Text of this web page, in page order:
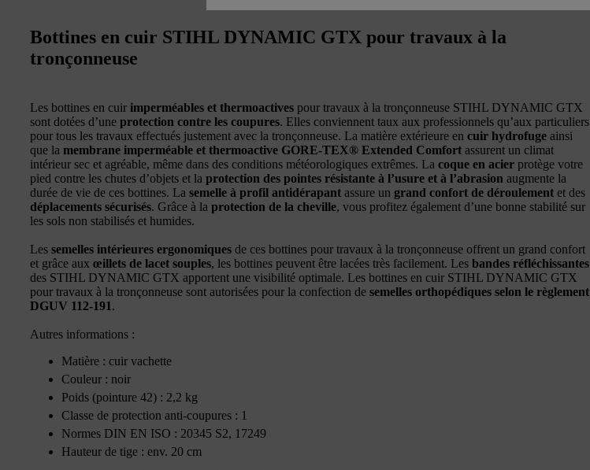
Bottines en cuir STIHL DYNAMIC GTX pour travaux à la
tronçonneuse
Les bottines en cuir imperméables et thermoactives pour travaux à la tronçonneuse STIHL DYNAMIC GTX
sont dotées d’une protection contre les coupures. Elles conviennent taux aux professionnels qu’aux particuliers
pour tous les travaux effectués justement avec la tronçonneuse. La matière extérieure en cuir hydrofuge ainsi
que la membrane imperméable et thermoactive GORE-TEX® Extended Comfort assurent un climat
intérieur sec et agréable, même dans des conditions météorologiques extrêmes. La coque en acier protège votre
pied contre les chutes d’objets et la protection des pointes résistante à l’usure et à l’abrasion augmente la
durée de vie de ces bottines. La semelle à profil antidérapant assure un grand confort de déroulement et des
déplacements sécurisés. Grâce à la protection de la cheville, vous profitez également d’une bonne stabilité sur
les sols non stabilisés et humides.
Les semelles intérieures ergonomiques de ces bottines pour travaux à la tronçonneuse offrent un grand confort
et grâce aux œillets de lacet souples, les bottines peuvent être lacées très facilement. Les bandes réfléchissantes
des STIHL DYNAMIC GTX apportent une visibilité optimale. Les bottines en cuir STIHL DYNAMIC GTX
pour travaux à la tronçonneuse sont autorisées pour la confection de semelles orthopédiques selon le règlement
DGUV 112-191.
Autres informations :
Matière : cuir vachette
Couleur : noir
Poids (pointure 42) : 2,2 kg
Classe de protection anti-coupures : 1
Normes DIN EN ISO : 20345 S2, 17249
Hauteur de tige : env. 20 cm